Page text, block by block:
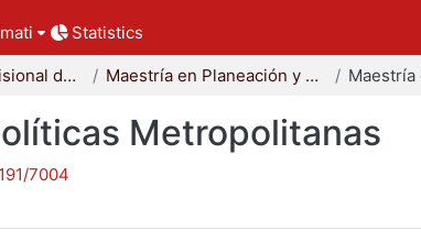
Statistics
Coordinación Divisional de Posgrado Maestría en Planeación y Políticas Metropolitanas
Metropolitanas
7004